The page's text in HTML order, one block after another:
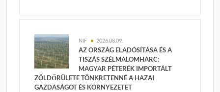
NIF 2026.08.09.
AZ ORSZÁG ELADÓSÍTÁSA ÉS A
TISZÁS SZÉLMALOMHARC:
MAGYAR PÉTERÉK IMPORTÁLT
ZÖLDŐRÜLETE TÖNKRETENNÉ A HAZAI
GAZDASÁGOT ÉS KÖRNYEZETET